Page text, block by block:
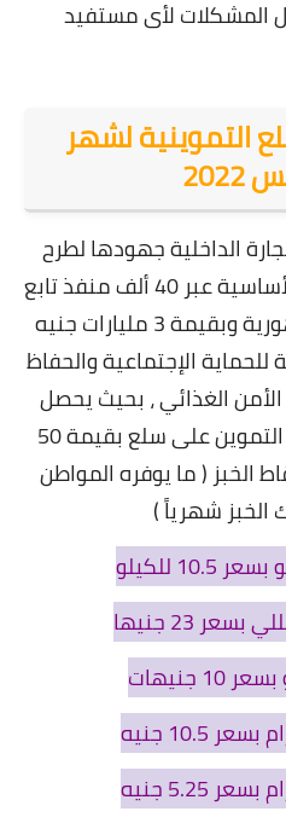
المشكلات لأى مستفيد
التموينية لشهر
الداخلية جهودها لطرح
مقررات الدعم من السلع الأساسية عبر 40 ألف منفذ تابع
بمختلف محافظات الجمهورية وبقيمة 3 مليارات جنيه
الإجتماعية والحفاظ
الغذائي ، بحيث يحصل
كل مستفيد داخل بطاقة التموين على سلع بقيمة 50
الخبز ( ما يوفره المواطن
شهرياً )